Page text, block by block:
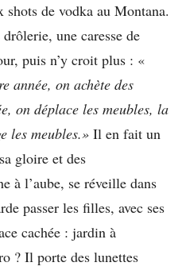
shots de vodka au Montana.
une caresse de
puis n’y croit plus : «
année, on achète des
on déplace les meubles, la
les meubles.» Il en fait un
gloire et des
à l’aube, se réveille dans
passer les filles, avec ses
cachée : jardin à
? Il porte des lunettes